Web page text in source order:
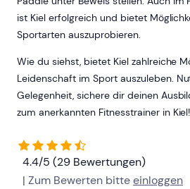
ist Kiel erfolgreich und bietet
Sportarten auszuprobieren.
Wie du siehst, bietet Kiel zahlreiche
Leidenschaft im Sport auszuleben.
Gelegenheit, sichere dir deinen
zum anerkannten Fitnesstrainer in Kiel!
4.4/5 (29 Bewertungen)
| Zum Bewerten bitteeinloggen